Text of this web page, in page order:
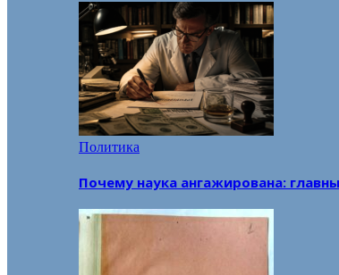
Политика
Почему наука ангажирована: